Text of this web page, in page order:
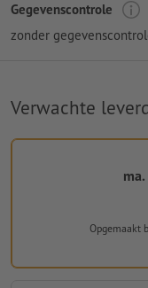
Gegevenscontrole
zonder
Verwachte
Opgemaakt